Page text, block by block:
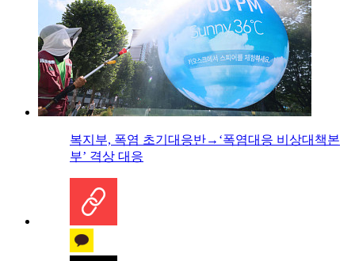
복지부, 폭염 초기대응반→‘폭염대응 비상대책본
부’ 격상 대응